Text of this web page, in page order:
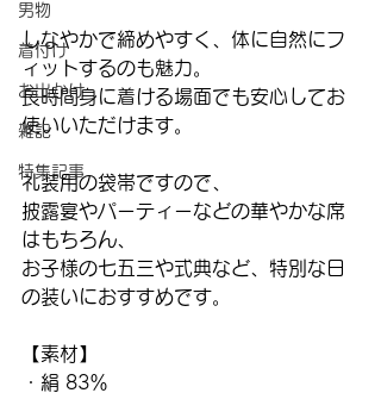
男物
着付け
お出かけ
雑記
特集記事
しなやかで締めやすく、体に自然にフ
ィットするのも魅力。
長時間身に着ける場面でも安心してお
使いいただけます。
礼装用の袋帯ですので、
披露宴やパーティーなどの華やかな席
はもちろん、
お子様の七五三や式典など、特別な日
の装いにおすすめです。
【素材】
・絹 83％